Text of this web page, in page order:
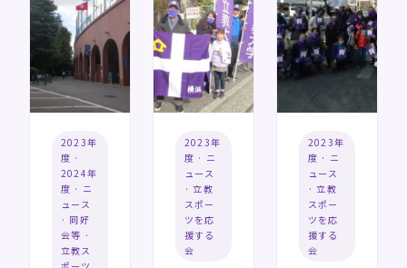
2023年
度 ·
2024年
度 · ニ
ュース
· 同好
会等 ·
立教ス
2023年
度 · ニ
ュース
· 立教
スポー
ツを応
援する
会
2023年
度 · ニ
ュース
· 立教
スポー
ツを応
援する
会